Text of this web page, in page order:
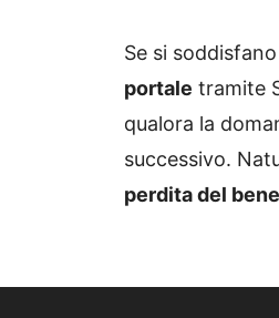
Se si
portale tramite
qualora la
successivo.
perdita del